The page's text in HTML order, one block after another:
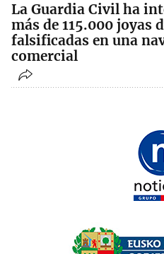
La Guardia Civil ha
más de 115.000 joyas
falsificadas en una
comercial